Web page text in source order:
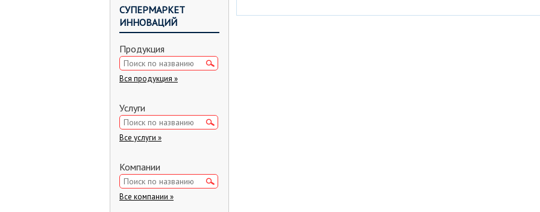
СУПЕРМАРКЕТ
ИННОВАЦИЙ
Продукция
Вся продукция »
Услуги
Все услуги »
Компании
Все компании »